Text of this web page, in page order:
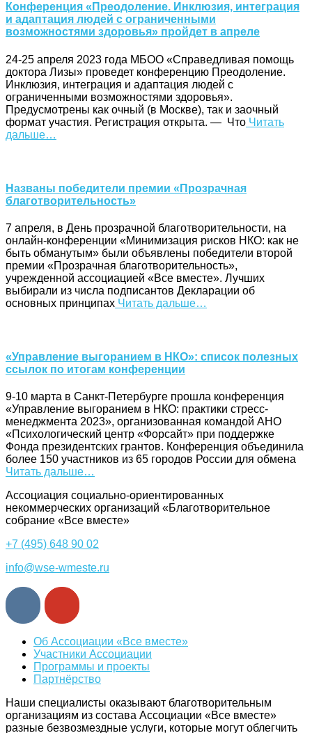
Конференция «Преодоление. Инклюзия, интеграция
и адаптация людей с ограниченными
возможностями здоровья» пройдет в апреле
24-25 апреля 2023 года МБОО «Справедливая помощь
доктора Лизы» проведет конференцию Преодоление.
Инклюзия, интеграция и адаптация людей с
ограниченными возможностями здоровья».
Предусмотрены как очный (в Москве), так и заочный
формат участия. Регистрация открыта. — Что Читать
дальше…
Названы победители премии «Прозрачная
благотворительность»
7 апреля, в День прозрачной благотворительности, на
онлайн-конференции «Минимизация рисков НКО: как не
быть обманутым» были объявлены победители второй
премии «Прозрачная благотворительность»,
учрежденной ассоциацией «Все вместе». Лучших
выбирали из числа подписантов Декларации об
основных принципах Читать дальше…
«Управление выгоранием в НКО»: список полезных
ссылок по итогам конференции
9-10 марта в Санкт-Петербурге прошла конференция
«Управление выгоранием в НКО: практики стресс-
менеджмента 2023», организованная командой АНО
«Психологический центр «Форсайт» при поддержке
Фонда президентских грантов. Конференция объединила
более 150 участников из 65 городов России для обмена
Читать дальше…
Ассоциация cоциально-ориентированных
некоммерческих организаций «Благотворительное
собрание «Все вместе»
+7 (495) 648 90 02
info@wse-wmeste.ru
Об Ассоциации «Все вместе»
Участники Ассоциации
Программы и проекты
Партнёрство
Наши специалисты оказывают благотворительным
организациям из состава Ассоциации «Все вместе»
разные безвозмездные услуги, которые могут облегчить